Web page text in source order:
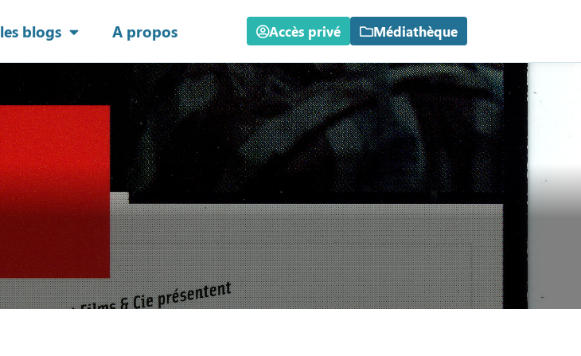
les blogs A propos Accès privé Médiathèque